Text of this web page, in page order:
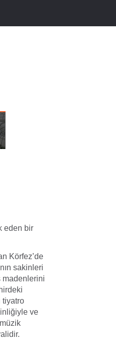
eden bir
Körfez’de
sakinleri
madenlerini
tiyatro
ve